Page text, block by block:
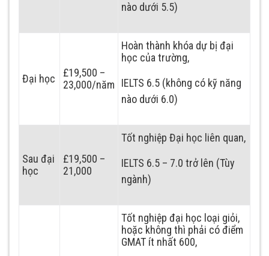
nào dưới 5.5)
Đại học
£19,500 –
23,000/năm
Hoàn thành khóa dự bị đại
học của trường,
IELTS 6.5 (không có kỹ năng
nào dưới 6.0)
Sau đại
học
£19,500 –
21,000
Tốt nghiệp Đại học liên quan,
IELTS 6.5 – 7.0 trở lên (Tùy
ngành)
Tốt nghiệp đại học loại giỏi,
hoặc không thì phải có điểm
GMAT ít nhất 600,